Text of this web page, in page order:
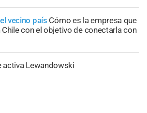
vecino país Cómo es la empresa que
con el objetivo de conectarla con
activa Lewandowski